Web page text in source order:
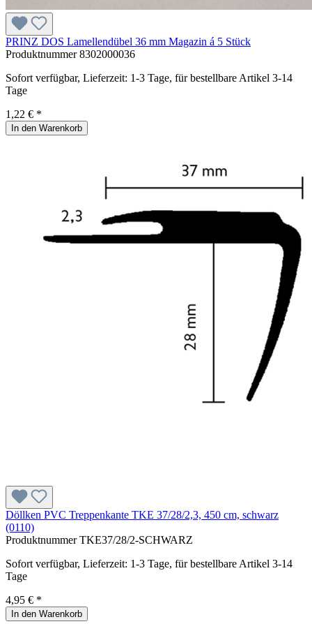
PRINZ DOS Lamellendübel 36 mm Magazin á 5 Stück
Produktnummer8302000036
Sofort verfügbar, Lieferzeit: 1-3 Tage, für bestellbare Artikel 3-14
Tage
1,22 € *
In den Warenkorb
Döllken PVC Treppenkante TKE 37/28/2,3, 450 cm, schwarz
(0110)
ProduktnummerTKE37/28/2-SCHWARZ
Sofort verfügbar, Lieferzeit: 1-3 Tage, für bestellbare Artikel 3-14
Tage
4,95 € *
In den Warenkorb